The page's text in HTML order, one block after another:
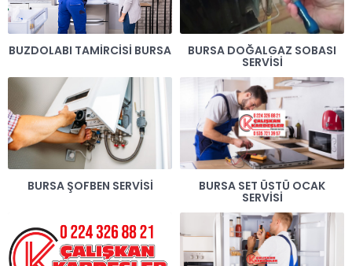
BUZDOLABI TAMIRCISI BURSA
BURSA DOĞALGAZ SOBASI
SERVISI
BURSA ŞOFBEN SERVISI
BURSA SET ÜSTÜ OCAK
SERVISI